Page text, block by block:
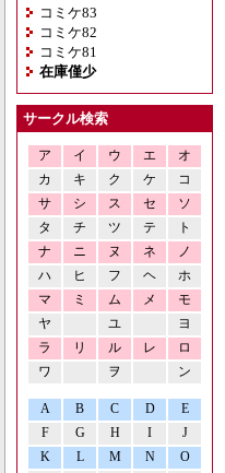
コミケ83
コミケ82
コミケ81
在庫僅少
サークル検索
ア イ ウ エ
オ
カ
キ ク ケ
コ
サ
シ ス セ
ソ
タ
チ ツ テ
ト
ナ
ニ ヌ ネ
ノ
ハ
ヒ フ ヘ
ホ
マ
ミ ム メ
モ
ヤ
ユ
ヨ
ラ
リ ル レ
ロ
ワ
ヲ ン
A B C D
E
F
G H I
J
K
L M N O